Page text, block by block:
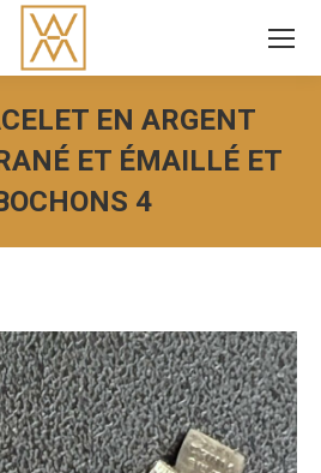
EN ARGENT
ET ÉMAILLÉ ET
4
Vous êtes ici :